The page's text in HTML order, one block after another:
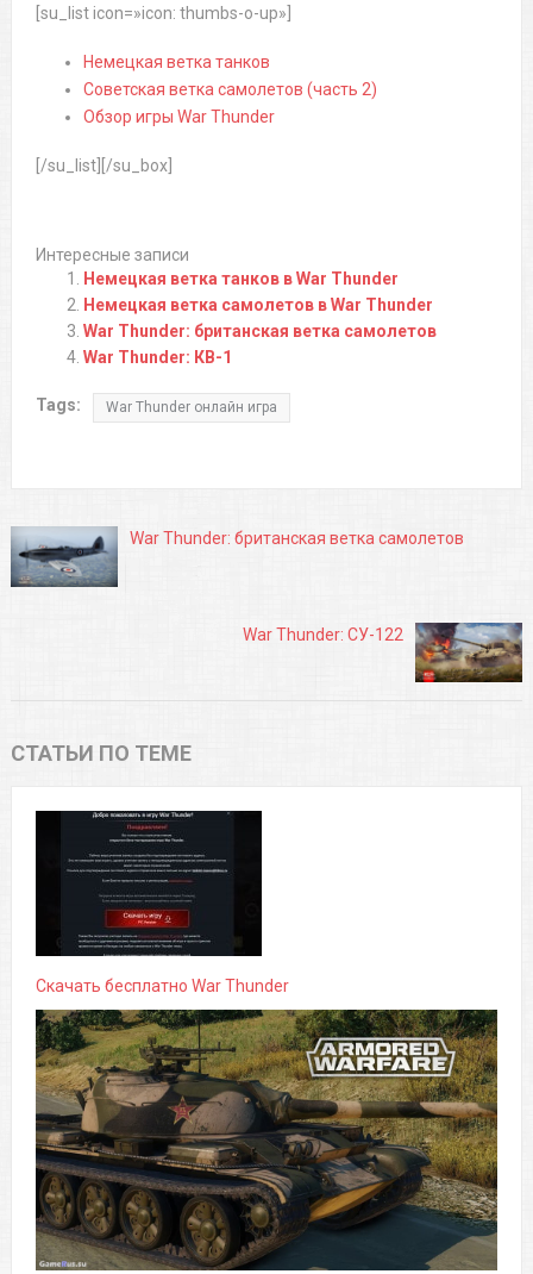
[su_list icon=»icon: thumbs-o-up»]
Немецкая ветка танков
Советская ветка самолетов (часть 2)
Обзор игры War Thunder
[/su_list][/su_box]
Интересные записи
Немецкая ветка танков в War Thunder
Немецкая ветка самолетов в War Thunder
War Thunder: британская ветка самолетов
War Thunder: КВ-1
Tags: War Thunder онлайн игра
War Thunder: британская ветка самолетов
War Thunder: СУ-122
СТАТЬИ ПО ТЕМЕ
Скачать бесплатно War Thunder